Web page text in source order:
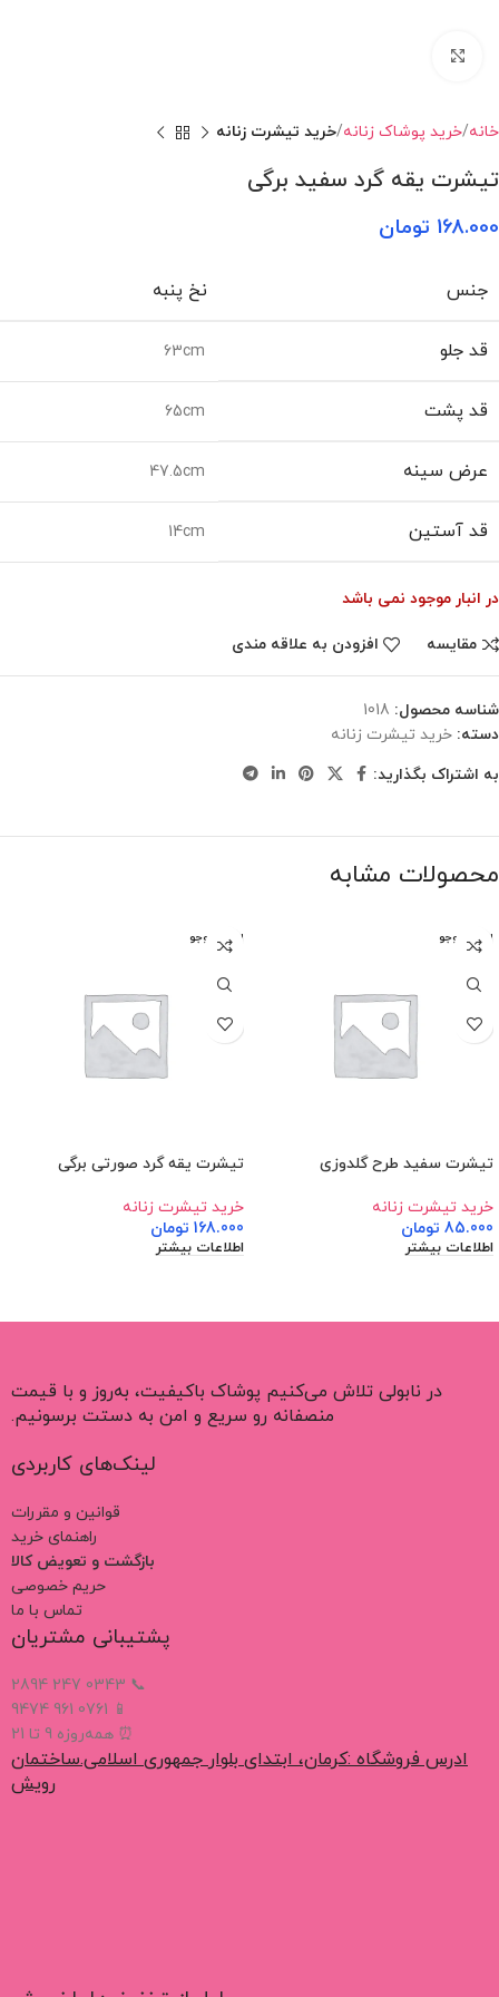
خانه خرید پوشاک زنانه خرید تیشرت زنانه
تیشرت یقه گرد سفید برگی
168.000 تومان
جنس نخ پنبه
قد جلو 63cm
قد پشت 65cm
عرض سینه 47.5cm
قد آستین 14cm
در انبار موجود نمی باشد
مقایسه افزودن به علاقه مندی
شناسه محصول: 1018
دسته: خرید تیشرت زنانه
به اشتراک بگذارید:
محصولات مشابه
اتمام موجو
دی
تیشرت سفید طرح گلدوزی
خرید تیشرت زنانه
85.000 تومان
اطلاعات بیشتر
اتمام موجو
دی
تیشرت یقه گرد صورتی برگی
خرید تیشرت زنانه
168.000 تومان
اطلاعات بیشتر
در نابولی تلاش می‌کنیم پوشاک باکیفیت، به‌روز و با قیمت
منصفانه رو سریع و امن به دستت برسونیم.
لینک‌های کاربردی
قوانین و مقررات
راهنمای خرید
بازگشت و تعویض کالا
حریم خصوصی
تماس با ما
پشتیبانی مشتریان
📞 0343 247 2894
📱 0761 961 9474
⏰ همه‌روزه 9 تا 21
ادرس فروشگاه :کرمان، ابتدای بلوار جمهوری اسلامی.ساختمان
رویش